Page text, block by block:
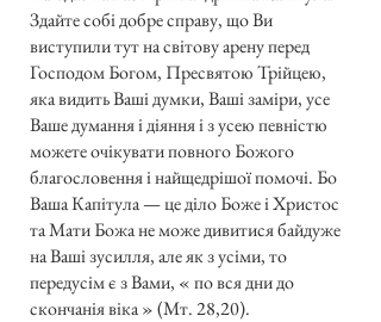
Здайте собі добре справу, що Ви
виступили тут на світову арену перед
Господом Богом, Пресвятою Трійцею,
яка видить Ваші думки, Ваші заміри, усе
Ваше думання і діяння і з усею певністю
можете очікувати повного Божого
благословення і найщедрішої помочі. Бо
Ваша Капітула — це діло Боже і Христос
та Мати Божа не може дивитися байдуже
на Ваші зусилля, але як з усіми, то
передусім є з Вами, « по вся дни до
скончанія віка » (Мт. 28,20).